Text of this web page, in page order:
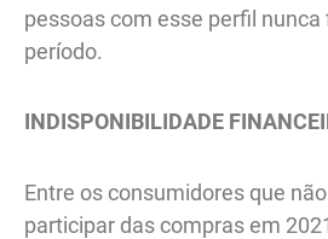
pessoas com esse perfil
período.
INDISPONIBILIDADE
Entre os consumidores que
participar das compras em